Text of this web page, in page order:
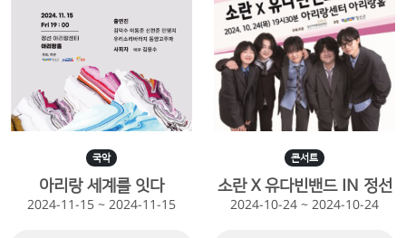
국악
아리랑 세계를 잇다
2024-11-15 ~ 2024-11-15
콘서트
소란 X 유다빈밴드 IN 정선
2024-10-24 ~ 2024-10-24